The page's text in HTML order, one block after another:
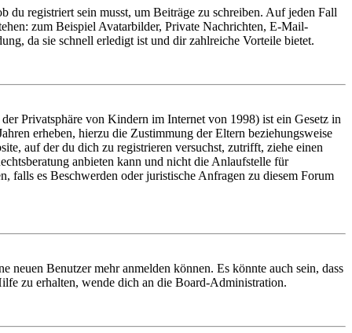
registriert sein musst, um Beiträge zu schreiben. Auf jeden Fall
zum Beispiel Avatarbilder, Private Nachrichten, E-Mail-
da sie schnell erledigt ist und dir zahlreiche Vorteile bietet.
Privatsphäre von Kindern im Internet von 1998) ist ein Gesetz in
erheben, hierzu die Zustimmung der Eltern beziehungsweise
auf der du dich zu registrieren versuchst, zutrifft, ziehe einen
anbieten kann und nicht die Anlaufstelle für
falls es Beschwerden oder juristische Anfragen zu diesem Forum
neuen Benutzer mehr anmelden können. Es könnte auch sein, dass
zu erhalten, wende dich an die Board-Administration.